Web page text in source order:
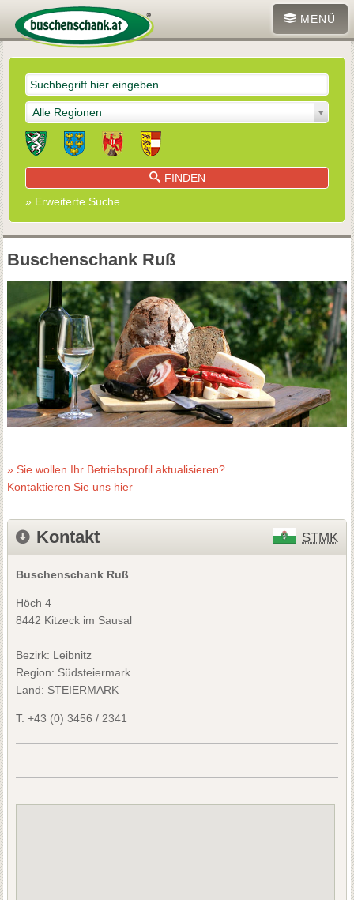
MENÜ
Alle Regionen
FINDEN
» Erweiterte Suche
Buschenschank Ruß
» Sie wollen Ihr Betriebsprofil aktualisieren?
Kontaktieren Sie uns hier
Kontakt STMK
Buschenschank Ruß
Höch 4
8442 Kitzeck im Sausal
Bezirk: Leibnitz
Region: Südsteiermark
Land: STEIERMARK
T: +43 (0) 3456 / 2341